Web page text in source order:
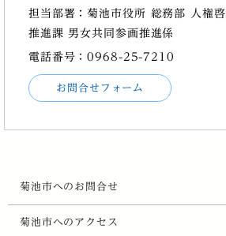
担当部署：菊池市役所 総務部 人権
推進課 男女共同参画推進係
電話番号：0968-25-7210
お問合せフォーム
菊池市へのお問合せ
菊池市へのアクセス